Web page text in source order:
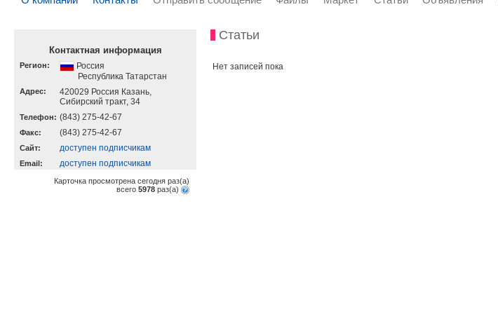
Контактная информация
Регион:
Россия
Республика Татарстан
Адрес:
420029 Россия Казань,
Сибирский тракт, 34
Телефон: (843) 275-42-67
Факс: (843) 275-42-67
Cайт: доступен подписчикам
Email: доступен подписчикам
Карточка просмотрена сегодня раз(a)
всего 5978 раз(a)
Статьи
Нет записей пока